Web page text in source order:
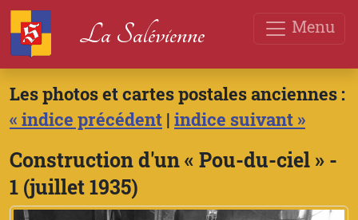
Menu
La Salévienne
Les photos et cartes postales anciennes :
« indice précédent | indice suivant »
Construction d'un « Pou-du-ciel » -
1 (juillet 1935)